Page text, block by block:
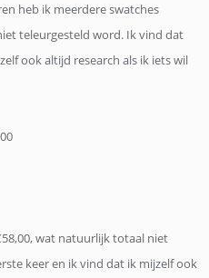
heb ik meerdere swatches
teleurgesteld word. Ik vind dat
ook altijd research als ik iets wil
wat natuurlijk totaal niet
keer en ik vind dat ik mijzelf ook